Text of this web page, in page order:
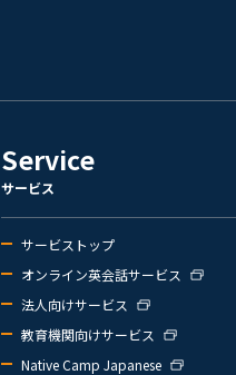
Service
サービス
サービストップ
オンライン英会話サービス
法人向けサービス
教育機関向けサービス
Native Camp Japanese